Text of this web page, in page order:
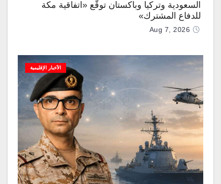
السعودية وتركيا وباكستان توقّع «اتفاقية مكة
للدفاع المشترك»
Aug 7, 2026
الأخبار الإقليمية